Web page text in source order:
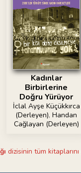
Kadınlar
Birbirlerine
Doğru Yürüyor
İclal Ayşe Küçükkırca
(Derleyen), Handan
Cağlayan (Derleyen)
dizisinin tüm